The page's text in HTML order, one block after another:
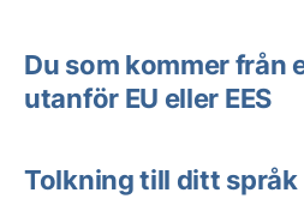
Du som kommer från
utanför EU eller EES
Tolkning till ditt språk